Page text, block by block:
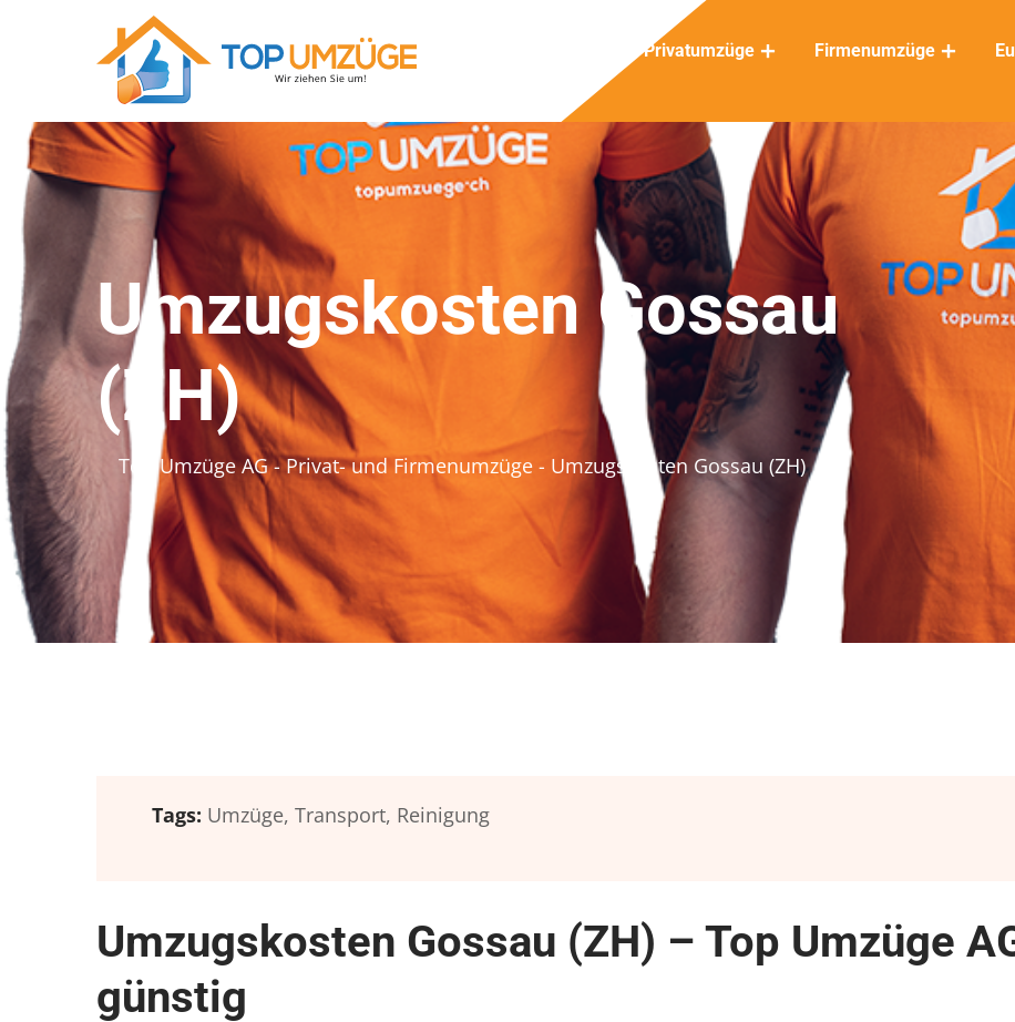
Privatumzüge Firmenumzüge
Umzugskosten Gossau
(ZH)
Top Umzüge AG - Privat- und Firmenumzüge - Umzugskosten Gossau (ZH)
Tags: Umzüge, Transport, Reinigung
Umzugskosten Gossau (ZH) – Top Umzüge
günstig